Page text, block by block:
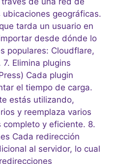
geográficas.
tarda un usuario en
desde dónde lo
populares: Cloudflare,
Elimina plugins
Cada plugin
el tiempo de carga.
estás utilizando,
y reemplaza varios
completo y eficiente. 8.
Cada redirección
al servidor, lo cual